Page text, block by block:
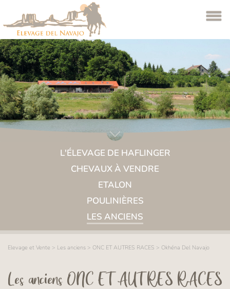
L'ÉLEVAGE DE HAFLINGER
CHEVAUX À VENDRE
ETALON
POULINIÈRES
LES ANCIENS
Elevage et Vente > Les anciens > ONC ET AUTRES RACES > Okhéna Del Navajo
Les anciens ONC ET AUTRES RACES